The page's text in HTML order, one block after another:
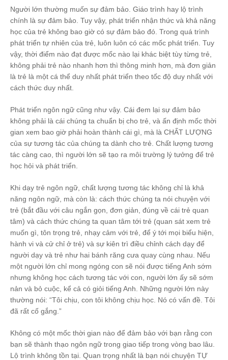
Người lớn thường muốn sự đảm bảo. Giáo trình hay lộ trình
chính là sự đảm bảo. Tuy vậy, phát triển nhận thức và khả năng
học của trẻ không bao giờ có sự đảm bảo đó. Trong quá trình
phát triển tự nhiên của trẻ, luôn luôn có các mốc phát triển. Tuy
vậy, thời điểm nào đạt được mốc nào lại khác biệt tùy từng trẻ,
không phải trẻ nào nhanh hơn thì thông minh hơn, mà đơn giản
là trẻ là một cá thể duy nhất phát triển theo tốc độ duy nhất với
cách thức duy nhất.
Phát triển ngôn ngữ cũng như vậy. Cái đem lại sự đảm bảo
không phải là cái chúng ta chuẩn bị cho trẻ, và ấn định mốc thời
gian xem bao giờ phải hoàn thành cái gì, mà là CHẤT LƯỢNG
của sự tương tác của chúng ta dành cho trẻ. Chất lượng tương
tác càng cao, thì người lớn sẽ tạo ra môi trường lý tưởng để trẻ
học hỏi và phát triển.
Khi dạy trẻ ngôn ngữ, chất lượng tương tác không chỉ là khả
năng ngôn ngữ, mà còn là: cách thức chúng ta nói chuyện với
trẻ (bắt đầu với câu ngắn gọn, đơn giản, đúng về cái trẻ quan
tâm) và cách thức chúng ta quan tâm tới trẻ (quan sát xem trẻ
muốn gì, tôn trọng trẻ, nhạy cảm với trẻ, để ý tới mọi biểu hiện,
hành vi và cử chỉ ở trẻ) và sự kiên trì điều chỉnh cách dạy để
người dạy và trẻ như hai bánh răng cưa quay cùng nhau. Nếu
một người lớn chỉ mong ngóng con sẽ nói được tiếng Anh sớm
nhưng không học cách tương tác với con, người lớn ấy sẽ sớm
nản và bỏ cuộc, kể cả có giỏi tiếng Anh. Những người lớn này
thường nói: “Tôi chịu, con tôi không chịu học. Nó có vấn đề. Tôi
đã rất cố gắng.”
Không có một mốc thời gian nào để đảm bảo với bạn rằng con
bạn sẽ thành thạo ngôn ngữ trong giao tiếp trong vòng bao lâu.
Lộ trình không tồn tại. Quan trọng nhất là bạn nói chuyện TỰ